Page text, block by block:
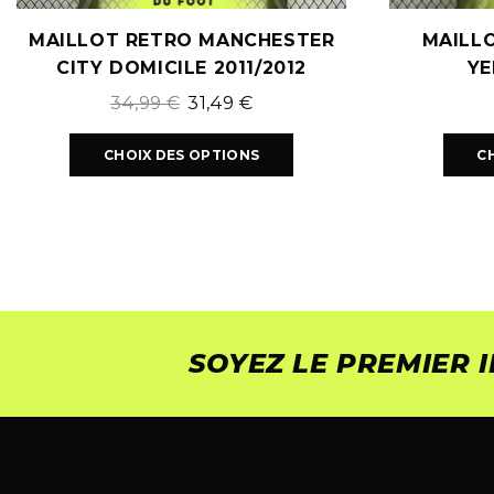
MAILLOT RETRO MANCHESTER
CITY DOMICILE 2011/2012
34,99€ 31,49€
CHOIX DES OPTIONS
SOYEZ LE PREMIER